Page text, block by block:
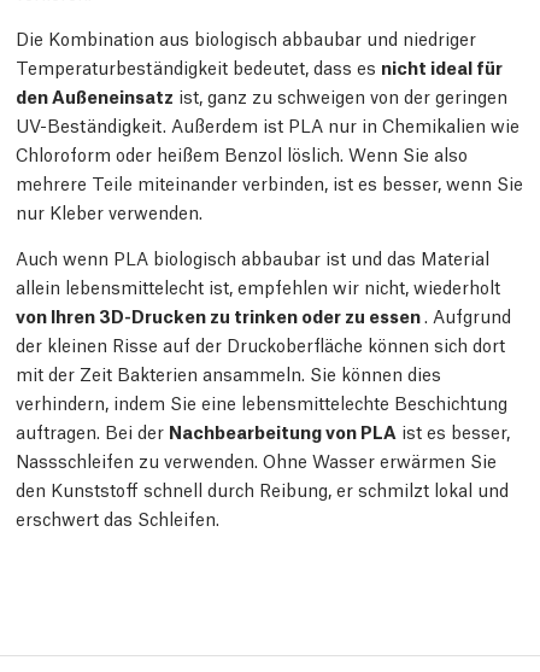
Die Kombination aus biologisch abbaubar und niedriger
Temperaturbeständigkeit bedeutet, dass es nicht ideal für
den Außeneinsatz ist, ganz zu schweigen von der geringen
UV-Beständigkeit. Außerdem ist PLA nur in Chemikalien wie
Chloroform oder heißem Benzol löslich. Wenn Sie also
mehrere Teile miteinander verbinden, ist es besser, wenn Sie
nur Kleber verwenden.
Auch wenn PLA biologisch abbaubar ist und das Material
allein lebensmittelecht ist, empfehlen wir nicht, wiederholt
von Ihren 3D-Drucken zu trinken oder zu essen. Aufgrund
der kleinen Risse auf der Druckoberfläche können sich dort
mit der Zeit Bakterien ansammeln. Sie können dies
verhindern, indem Sie eine lebensmittelechte Beschichtung
auftragen. Bei der Nachbearbeitung von PLA ist es besser,
Nassschleifen zu verwenden. Ohne Wasser erwärmen Sie
den Kunststoff schnell durch Reibung, er schmilzt lokal und
erschwert das Schleifen.